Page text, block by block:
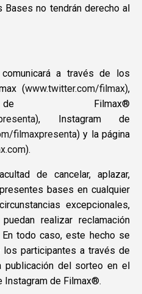
no tendrán derecho al
a través de los
(www.twitter.com/filmax),
Filmax®
), Instagram de
filmaxpresenta) y la página
).
de cancelar, aplazar,
bases en cualquier
excepcionales,
realizar reclamación
todo caso, este hecho se
los participantes a través de
publicación del sorteo en el
Instagram de Filmax®.